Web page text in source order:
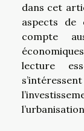
dans cet
aspects de
compte
lecture